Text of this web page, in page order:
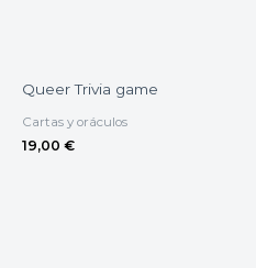
Queer Trivia game
Cartas y oráculos
19,00 €